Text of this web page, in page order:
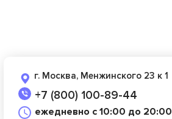
г. Москва, Менжинского 23 к 1
+7 (800) 100-89-44
ежедневно с 10:00 до 20:00